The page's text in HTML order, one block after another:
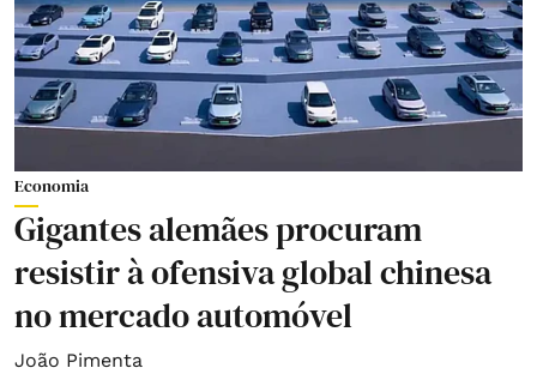
Economia
Gigantes alemães procuram
resistir à ofensiva global chinesa
no mercado automóvel
João Pimenta